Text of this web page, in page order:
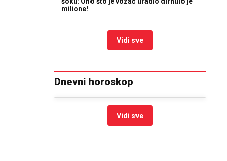
milione!
Vidi sve
Dnevni horoskop
Vidi sve